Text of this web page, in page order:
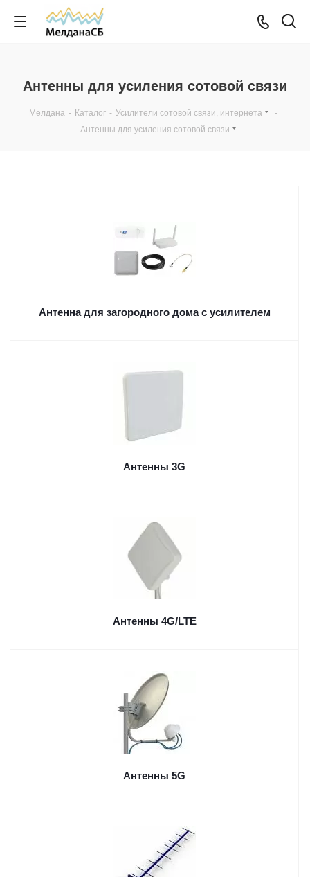
Антенны для усиления сотовой связи
Мелдана - Каталог - Усилители сотовой связи, интернета
-
Антенны для усиления сотовой связи
Aнтенна для загородного дома с усилителем
Антенны 3G
Антенны 4G/LTE
Антенны 5G